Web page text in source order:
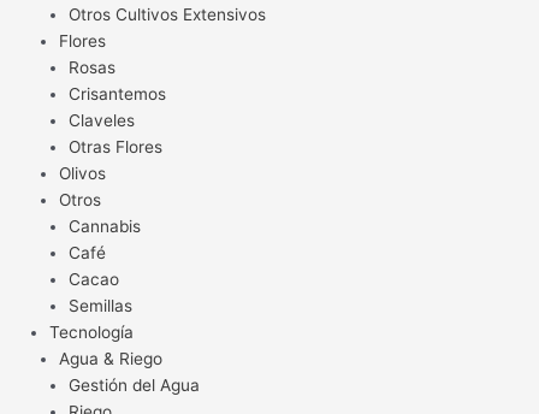
Otros Cultivos Extensivos
Flores
Rosas
Crisantemos
Claveles
Otras Flores
Olivos
Otros
Cannabis
Café
Cacao
Semillas
Tecnología
Agua & Riego
Gestión del Agua